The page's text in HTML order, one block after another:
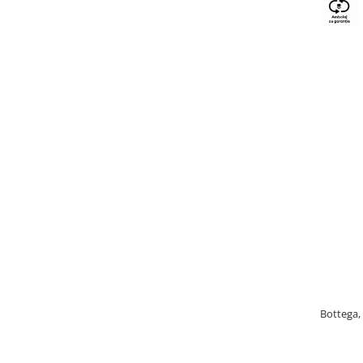
Bottega,